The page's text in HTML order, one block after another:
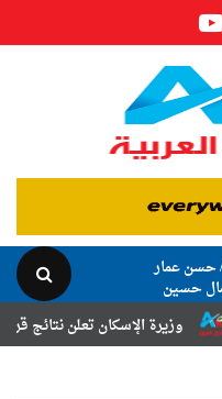
/ حسن عمار
حسين
الإسكان تعلن نتائج قرعة